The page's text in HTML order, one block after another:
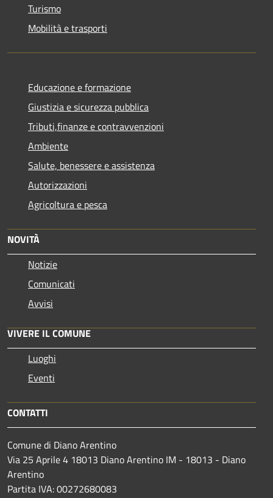
Turismo
Mobilità e trasporti
Educazione e formazione
Giustizia e sicurezza pubblica
Tributi,finanze e contravvenzioni
Ambiente
Salute, benessere e assistenza
Autorizzazioni
Agricoltura e pesca
NOVITÀ
Notizie
Comunicati
Avvisi
VIVERE IL COMUNE
Luoghi
Eventi
CONTATTI
Comune di Diano Arentino
Via 25 Aprile 4 18013 Diano Arentino IM - 18013 - Diano
Arentino
Partita IVA: 00272680083